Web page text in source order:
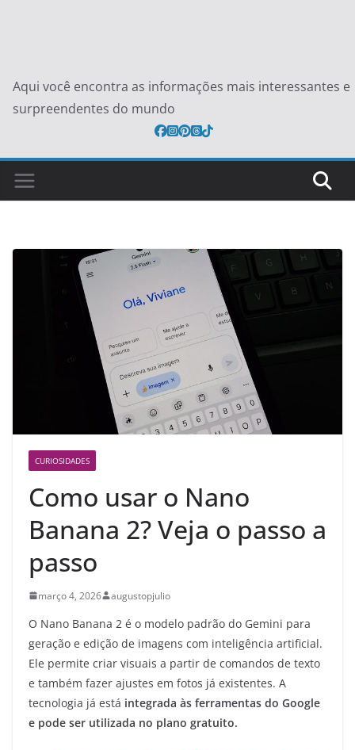
Aqui você encontra as informações mais interessantes e
surpreendentes do mundo
CURIOSIDADES
Como usar o Nano
Banana 2? Veja o passo a
passo
março 4, 2026 augustopjulio
O Nano Banana 2 é o modelo padrão do Gemini para
geração e edição de imagens com inteligência artificial.
Ele permite criar visuais a partir de comandos de texto
e também fazer ajustes em fotos já existentes. A
tecnologia já está integrada às ferramentas do Google
e pode ser utilizada no plano gratuito.